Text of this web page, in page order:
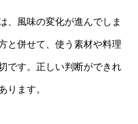
、風味の変化が進んでしま
と併せて、使う素材や料理
です。正しい判断ができれ
ります。